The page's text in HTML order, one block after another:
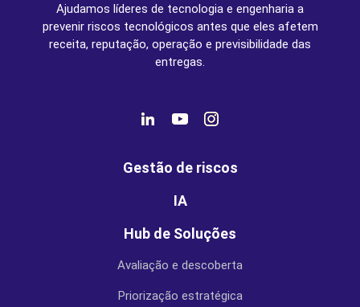
Ajudamos líderes de tecnologia e engenharia a
prevenir riscos tecnológicos antes que eles afetem
receita, reputação, operação e previsibilidade das
entregas.
Gestão de riscos
IA
Hub de Soluções
Avaliação e descoberta
Priorização estratégica